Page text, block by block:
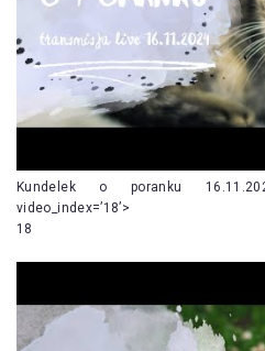
Kundelek o poranku
video_index=’18’>
18